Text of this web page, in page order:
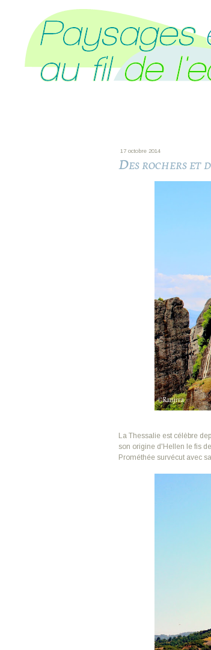
17 octobre 2014
Des rochers et
La Thessalie est célèbre
son origine d'Hellen le fis
Prométhée survécut avec